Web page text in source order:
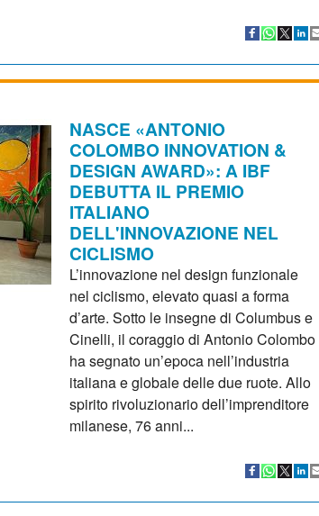
NASCE «ANTONIO
COLOMBO INNOVATION &
DESIGN AWARD»: A IBF
DEBUTTA IL PREMIO
ITALIANO
DELL'INNOVAZIONE NEL
CICLISMO
L’innovazione nel design funzionale
nel ciclismo, elevato quasi a forma
d’arte. Sotto le insegne di Columbus e
Cinelli, il coraggio di Antonio Colombo
ha segnato un’epoca nell’industria
italiana e globale delle due ruote. Allo
spirito rivoluzionario dell’imprenditore
milanese, 76 anni...